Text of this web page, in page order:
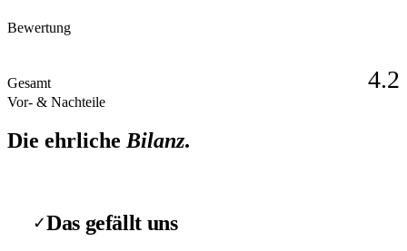
Bewertung
Gesamt 4.2
Vor- & Nachteile
Die ehrliche Bilanz.
✓Das gefällt uns